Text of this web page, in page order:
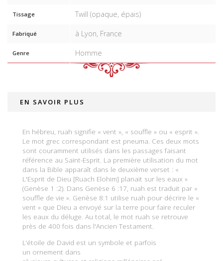
Tissage Twill (opaque, épais)
Fabriqué à Lyon, France
Genre Homme
EN SAVOIR PLUS
En hébreu, ruah signifie « vent », « souffle » ou « esprit ».
Le mot grec correspondant est pneuma. Ces deux mots
sont couramment utilisés dans les passages faisant
référence au Saint-Esprit. La première utilisation du mot
dans la Bible apparaît dans le deuxième verset : «
L'Esprit de Dieu [Ruach Elohim] planait sur les eaux »
(Genèse 1 :2). Dans Genèse 6 :17, ruah est traduit par «
souffle de vie ». Genèse 8:1 utilise ruah pour décrire le «
vent » que Dieu a envoyé sur la terre pour faire reculer
les eaux du déluge. Au total, le mot ruah se retrouve
près de 400 fois dans l'Ancien Testament.
L’étoile de David est un symbole et parfois
un ornement dans